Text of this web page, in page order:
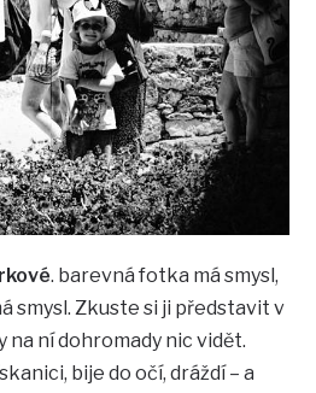
. barevná fotka má smysl,
smysl. Zkuste si ji představit v
na ní dohromady nic vidět.
bije do očí, dráždí – a